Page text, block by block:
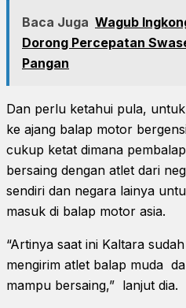
Baca Juga Wagub
Dorong Percepatan
Pangan
Dan perlu ketahui pula,
ke ajang balap motor
cukup ketat dimana
bersaing dengan atlet dari
sendiri dan negara lainya
masuk di balap motor asia.
“Artinya saat ini Kaltara
mengirim atlet balap muda
mampu bersaing,” lanjut dia.